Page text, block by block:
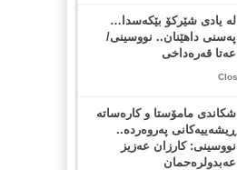
لە یادی شێرکۆ بێکەسدا…
پەسنی داهێنان.. نووسینی/
عەتا قەرەداخی
شکاندی مامۆستا و کارەساتە
ڕیشەییەکانی پەروەردە..
نووسینی: کارزان عەزیز
عەبدولرەحمان